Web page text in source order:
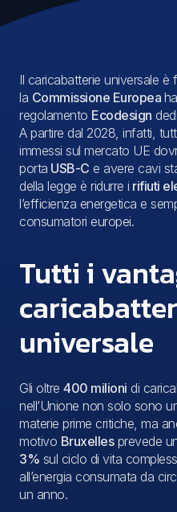
Il caricabatterie universale è
la Commissione Europea
regolamento Ecodesign
A partire dal 2028, infatti,
immessi sul mercato UE
porta USB-C e avere cavi
della legge è ridurre i rifiuti
l’efficienza energetica e
consumatori europei.
Tutti i
universale
Gli oltre 400 milioni di
nell’Unione non solo sono
materie prime critiche, ma
motivo Bruxellesprevede
3% sul ciclo di vita
all’energia consumata da
un anno.